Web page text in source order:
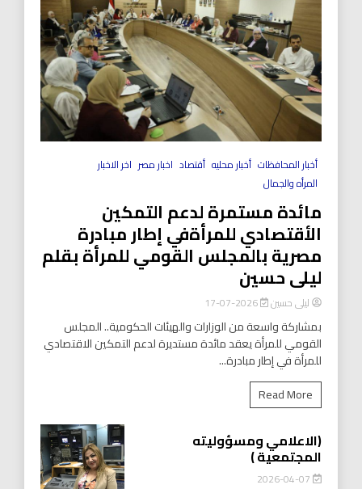
أخبار المحافظات أخبار محليه أقتصاد اخبار مصر اخر الاخبار
المرأه والجمال
مائدة مستمرة لدعم التمكين
الأقتصادي للمرأةفي إطار مبادرة
مصرية بالمجلس القومي للمرأة بقلم
ليلى حسين
ليلى حسين 2026-07-17
بمشاركة واسعة من الوزارات والهيئات الحكومية.. المجلس
القومي للمرأة يعقد مائدة مستديرة لدعم التمكين الاقتصادي
للمرأة في إطار مبادرة...
Read More
(الاعلامي ومسؤوليته
المجتمعية )
2026-04-07